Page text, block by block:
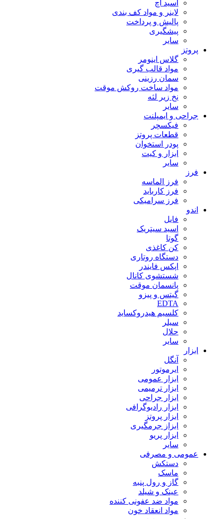
اسید اچ
لاینر و مواد کف بندی
پالیش و پرداخت
پیشگیری
سایر
پروتز
گلاس اینومر
مواد قالب گیری
سمان رزینی
مواد ساخت روکش موقت
نخ زیر لثه
سایر
جراحی و ایمپلنت
فیکسچر
قطعات پروتز
پودر استخوان
ابزار و کیت
سایر
فرز
فرز الماسه
فرز کارباید
فرز سرامیکی
اندو
فایل
اسید سیتریک
گوتا
کن کاغذی
دستگاه روتاری
اپکس فایندر
شستشوی کانال
پانسمان موقت
گیتس و پیزو
EDTA
کلسیم هیدروکساید
سیلر
حلال
سایر
ابزار
آنگل
ایرموتور
ابزار عمومی
ابزار ترمیمی
ابزار جراحی
ابزار رادیوگرافی
ابزار پروتز
ابزاز جرمگیری
ابزار پریو
سایر
عمومی و مصرفی
دستکش
ماسک
گاز و رول پنبه
عینک و شیلد
مواد ضد عفونی کننده
مواد انعقاد خون